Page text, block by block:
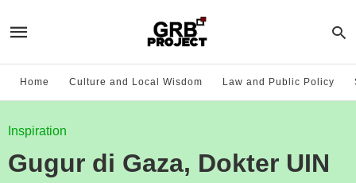
Home Culture and Local Wisdom Law and Public Policy
Inspiration
Gugur di Gaza, Dokter UIN